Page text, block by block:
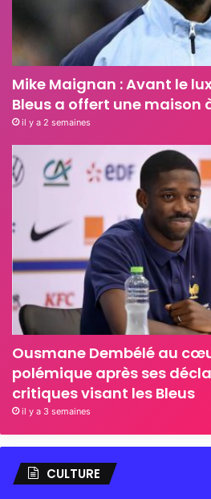
Mike Maignan : Avant le
Bleus a offert une maison
il y a 2 semaines
Ousmane Dembélé au
polémique après ses
critiques visant les Bleus
il y a 3 semaines
CULTURE